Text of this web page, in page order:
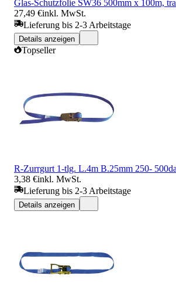
Glas-Schutzfolie SW36 500mm x 100m,
27,49 €inkl. MwSt.
Lieferung bis 2-3 Arbeitstage
Details anzeigen
Topseller
R-Zurrgurt 1-tlg. L.4m B.25mm 250-
3,38 €inkl. MwSt.
Lieferung bis 2-3 Arbeitstage
Details anzeigen